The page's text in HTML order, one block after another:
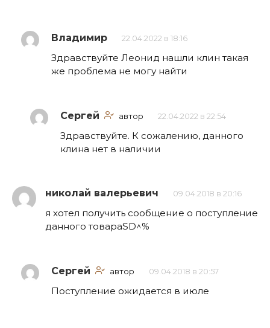
Владимир 22.04.2022 в 18:16
Здравствуйте Леонид нашли клин такая
же проблема не могу найти
Сергей автор 22.04.2022 в 22:54
Здравствуйте. К сожалению, данного
клина нет в наличии
николай валерьевич 09.04.2018 в 20:16
я хотел получить сообщение о поступление
данного товараSD^%
Сергей автор 09.04.2018 в 20:57
Поступление ожидается в июле